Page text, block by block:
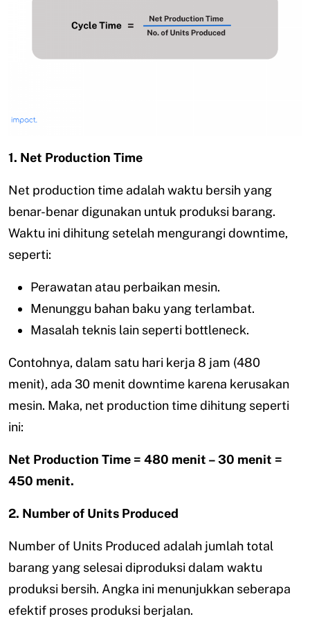
1. Net Production Time
Net production time adalah waktu bersih yang
benar-benar digunakan untuk produksi barang.
Waktu ini dihitung setelah mengurangi downtime,
seperti:
Perawatan atau perbaikan mesin.
Menunggu bahan baku yang terlambat.
Masalah teknis lain seperti bottleneck.
Contohnya, dalam satu hari kerja 8 jam (480
menit), ada 30 menit downtime karena kerusakan
mesin. Maka, net production time dihitung seperti
ini:
Net Production Time = 480 menit – 30 menit =
450 menit.
2. Number of Units Produced
Number of Units Produced adalah jumlah total
barang yang selesai diproduksi dalam waktu
produksi bersih. Angka ini menunjukkan seberapa
efektif proses produksi berjalan.